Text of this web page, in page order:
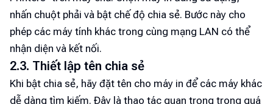
nhấn chuột phải và bật chế độ chia sẻ. Bước này cho
phép các máy tính khác trong cùng mạng LAN có thể
nhận diện và kết nối.
2.3. Thiết lập tên chia sẻ
Khi bật chia sẻ, hãy đặt tên cho máy in để các máy khác
dễ dàng tìm kiếm. Đây là thao tác quan trọng trong quá